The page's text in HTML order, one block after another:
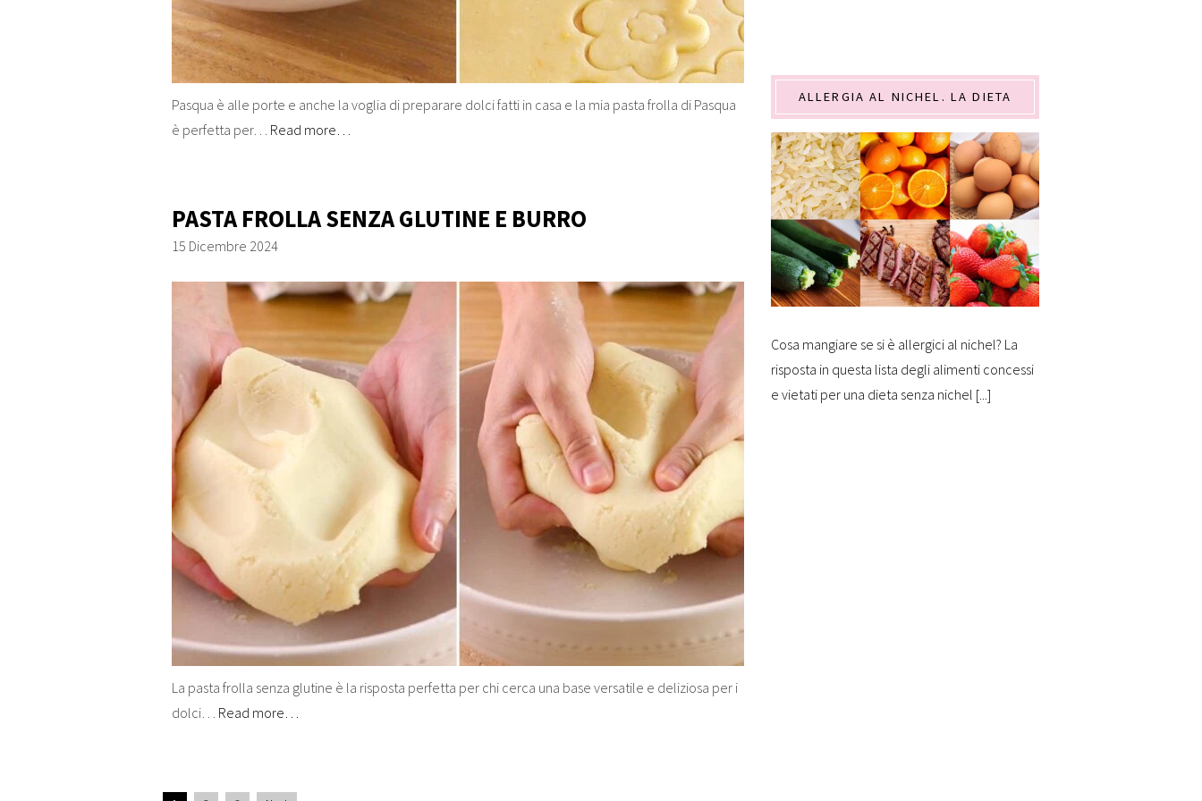
Pasqua è alle porte e anche la voglia di preparare dolci fatti in casa e la mia pasta frolla di Pasqua
è perfetta per… Read more…
PASTA FROLLA SENZA GLUTINE E BURRO
15 Dicembre 2024
La pasta frolla senza glutine è la risposta perfetta per chi cerca una base versatile e deliziosa per i
dolci… Read more…
ALLERGIA AL NICHEL. LA DIETA
Cosa mangiare se si è allergici al nichel? La
risposta in questa lista degli alimenti concessi
e vietati per una dieta senza nichel [...]